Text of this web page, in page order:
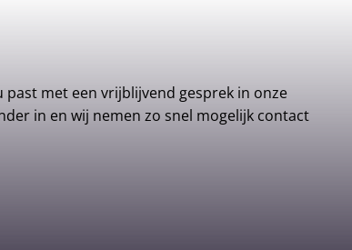
past met een vrijblijvend gesprek in onze
in en wij nemen zo snel mogelijk contact